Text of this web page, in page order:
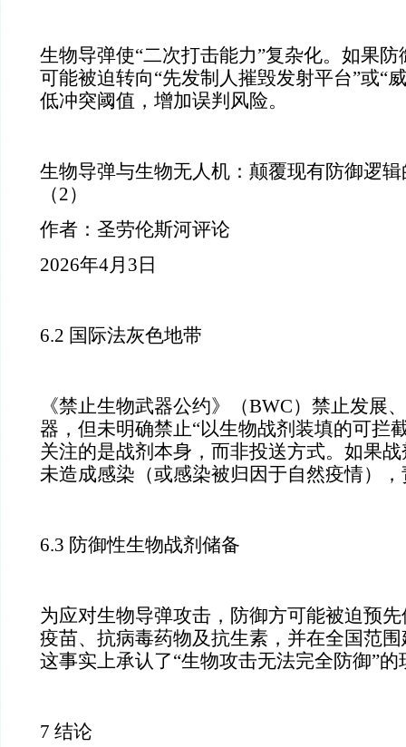
生物导弹使“二次打击能力”复杂化。如果
可能被迫转向“先发制人摧毁发射平台”或
低冲突阈值，增加误判风险。
生物导弹与生物无人机：颠覆现有防御逻
（2）
作者：圣劳伦斯河评论
2026年4月3日
6.2 国际法灰色地带
《禁止生物武器公约》（BWC）禁止发展
器，但未明确禁止“以生物战剂装填的可
关注的是战剂本身，而非投送方式。如果
未造成感染（或感染被归因于自然疫情）
6.3 防御性生物战剂储备
为应对生物导弹攻击，防御方可能被迫预
疫苗、抗病毒药物及抗生素，并在全国范
这事实上承认了“生物攻击无法完全防御”的
7 结论